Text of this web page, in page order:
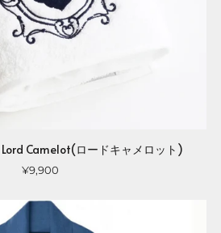
Lord Camelot(ロードキャメロット)
¥9,900